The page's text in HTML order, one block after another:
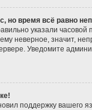
но время всё равно
указали часовой
неверное, значит,
Уведомите
поддержку вашего